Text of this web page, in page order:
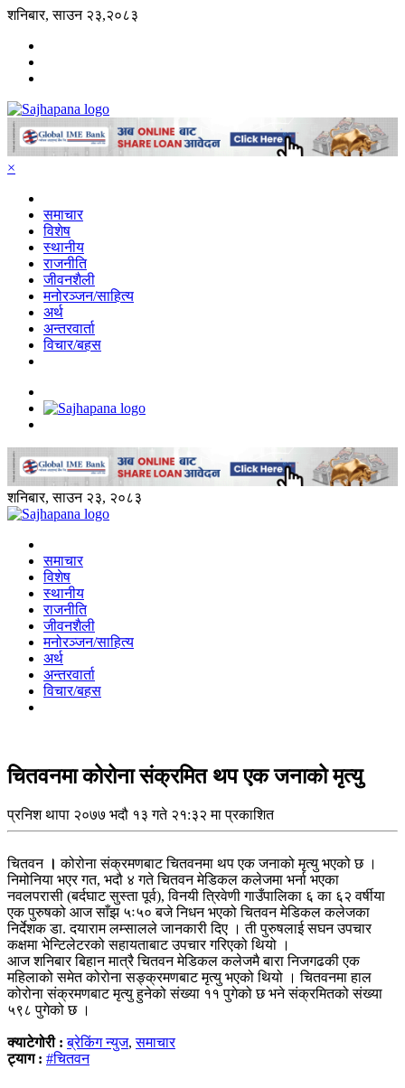
शनिबार, साउन २३,२०८३
×
समाचार
विशेष
स्थानीय
राजनीति
जीवनशैली
मनोरञ्जन/साहित्य
अर्थ
अन्तरवार्ता
विचार/बहस
शनिबार, साउन २३, २०८३
समाचार
विशेष
स्थानीय
राजनीति
जीवनशैली
मनोरञ्जन/साहित्य
अर्थ
अन्तरवार्ता
विचार/बहस
चितवनमा कोरोना संक्रमित थप एक जनाको मृत्यु
प्रनिश थापा २०७७ भदौ १३ गते २१:३२ मा प्रकाशित
चितवन।कोरोना संक्रमणबाट चितवनमा थप एक जनाको मृत्यु भएको छ ।
निमोनिया भएर गत, भदौ ४ गते चितवन मेडिकल कलेजमा भर्ना भएका
नवलपरासी (बर्दघाट सुस्ता पूर्व), विनयी त्रिवेणी गाउँपालिका ६ का ६२ वर्षीया
एक पुरुषको आज साँझ ५ः५० बजे निधन भएको चितवन मेडिकल कलेजका
निर्देशक डा. दयाराम लम्सालले जानकारी दिए । ती पुरुषलाई सघन उपचार
कक्षमा भेन्टिलेटरको सहायताबाट उपचार गरिएको थियो ।
आज शनिबार बिहान मात्रै चितवन मेडिकल कलेजमै बारा निजगढकी एक
महिलाको समेत कोरोना सङ्क्रमणबाट मृत्यु भएको थियो । चितवनमा हाल
कोरोना संक्रमणबाट मृत्यु हुनेको संख्या ११ पुगेको छ भने संक्रमितको संख्या
५९८ पुगेको छ ।
क्याटेगोरी :ब्रेकिंग न्युज,समाचार
ट्याग : #चितवन